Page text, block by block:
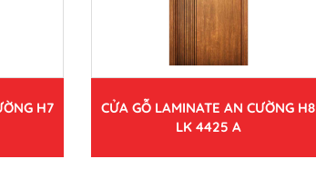
H7
CỬA GỖ LAMINATE AN CƯỜNG H8
LK 4425 A